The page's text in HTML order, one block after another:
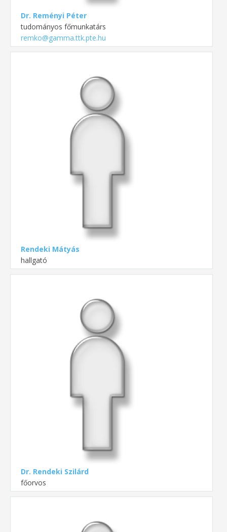
Dr. Reményi Péter
tudományos főmunkatárs
remko@gamma.ttk.pte.hu
Rendeki Mátyás
hallgató
Dr. Rendeki Szilárd
főorvos